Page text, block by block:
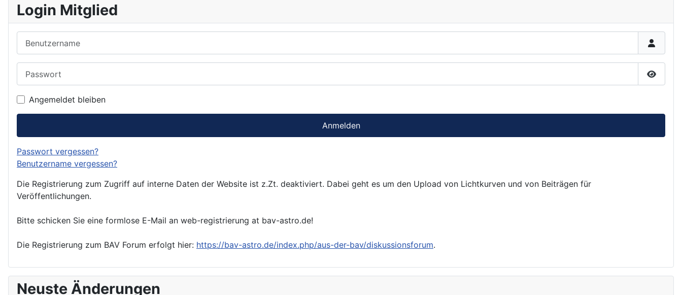
Login Mitglied
Angemeldet bleiben
Anmelden
Passwort vergessen?
Benutzername vergessen?
Die Registrierung zum Zugriff auf interne Daten der Website ist z.Zt. deaktiviert. Dabei geht es um den Upload von Lichtkurven und von Beiträgen für
Veröffentlichungen.
Bitte schicken Sie eine formlose E-Mail an web-registrierung at bav-astro.de!
Die Registrierung zum BAV Forum erfolgt hier: https://bav-astro.de/index.php/aus-der-bav/diskussionsforum.
Neuste Änderungen